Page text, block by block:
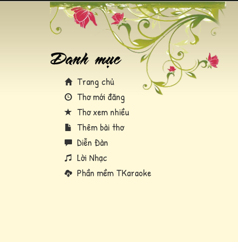
Trang chủ
Thơ mới đăng
Thơ xem nhiều
Thêm bài thơ
Diễn Đàn
Lời Nhạc
Phần mềm TKaraoke